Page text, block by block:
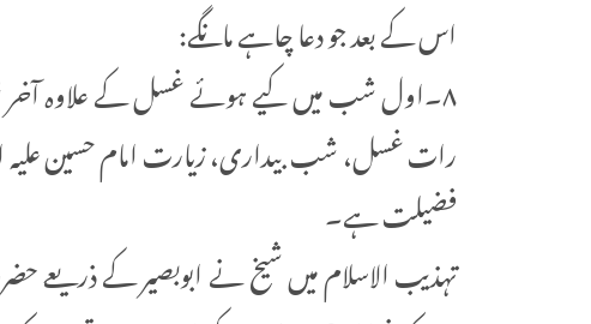
اس کے بعد جو دعا چاہے مانگے:
۸۔اول شب میں کیے ہوئے غسل کے علاوہ
رات غسل، شب بیداری، زیارت امام حسین علیہ
فضیلت ہے۔
تہذیب الاسلام میں شیخ نے ابوبصیر کے ذریعے